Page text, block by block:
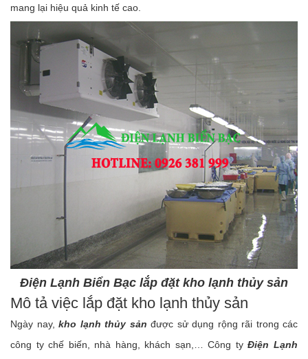
mang lại hiệu quả kinh tế cao.
Điện Lạnh Biển Bạc lắp đặt kho lạnh thủy sản
Mô tả việc lắp đặt kho lạnh thủy sản
Ngày nay, kho lạnh thủy sản được sử dụng rộng rãi trong các
công ty chế biến, nhà hàng, khách sạn,… Công tyĐiện Lạnh